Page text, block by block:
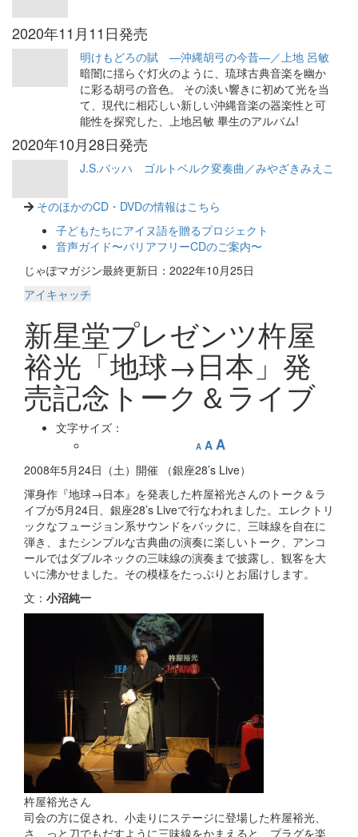
2020年11月11日発売
明けもどろの賦 —沖縄胡弓の今昔—／上地 呂敏
暗闇に揺らぐ灯火のように、琉球古典音楽を幽か
に彩る胡弓の音色。 その淡い響きに初めて光を当
て、現代に相応しい新しい沖縄音楽の器楽性と可
能性を探究した、上地呂敏 畢生のアルバム!
2020年10月28日発売
J.S.バッハ ゴルトベルク変奏曲／みやざきみえこ
そのほかのCD・DVDの情報はこちら
子どもたちにアイヌ語を贈るプロジェクト
音声ガイド〜バリアフリーCDのご案内〜
じゃぽマガジン最終更新日：2022年10月25日
アイキャッチ
新星堂プレゼンツ杵屋
裕光「地球→日本」発
売記念トーク＆ライブ
文字サイズ：
A A A
2008年5月24日（土）開催 （銀座28’s Live）
渾身作『地球→日本』を発表した杵屋裕光さんのトーク＆ラ
イブが5月24日、銀座28’s Liveで行なわれました。エレクトリ
ックなフュージョン系サウンドをバックに、三味線を自在に
弾き、またシンプルな古典曲の演奏に楽しいトーク、アンコ
ールではダブルネックの三味線の演奏まで披露し、観客を大
いに沸かせました。その模様をたっぷりとお届けします。
文： 小沼純一
杵屋裕光さん
司会の方に促され、小走りにステージに登場した杵屋裕光、
さ、っと刀でもだすように三味線をかまえると、プラグを楽